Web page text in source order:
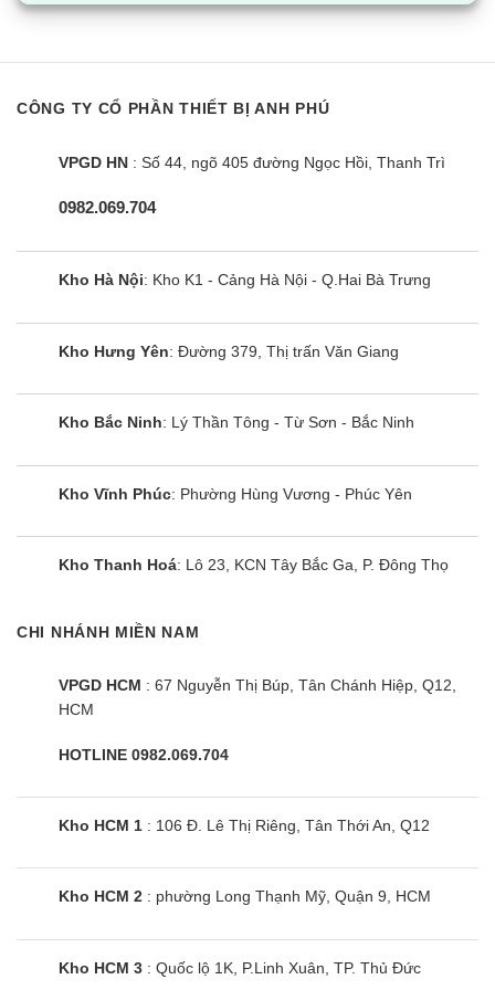
Ví dụ: Model tủ lạnh Aqua AQR-M525XA(FB) có công suất
106W. Có nghĩa là mỗi giờ tủ lạnh 450 lít sẽ tiêu tốn 0,106kWh
Vì vậy, nếu sử dụng liên tục 24 giờ tiêu tốn hết:
CÔNG TY CỔ PHẦN THIẾT BỊ ANH PHÚ
VPGD HN : Số 44, ngõ 405 đường Ngọc Hồi, Thanh Trì
0982.069.704
Kho Hà Nội: Kho K1 - Cảng Hà Nội - Q.Hai Bà Trưng
Kho Hưng Yên: Đường 379, Thị trấn Văn Giang
Kho Bắc Ninh: Lý Thần Tông - Từ Sơn - Bắc Ninh
Kho Vĩnh Phúc: Phường Hùng Vương - Phúc Yên
Kho Thanh Hoá: Lô 23, KCN Tây Bắc Ga, P. Đông Thọ
CHI NHÁNH MIỀN NAM
VPGD HCM : 67 Nguyễn Thị Búp, Tân Chánh Hiệp, Q12,
HCM
HOTLINE 0982.069.704
Kho HCM 1 : 106 Đ. Lê Thị Riêng, Tân Thới An, Q12
Kho HCM 2 : phường Long Thạnh Mỹ, Quận 9, HCM
Kho HCM 3 : Quốc lộ 1K, P.Linh Xuân, TP. Thủ Đức